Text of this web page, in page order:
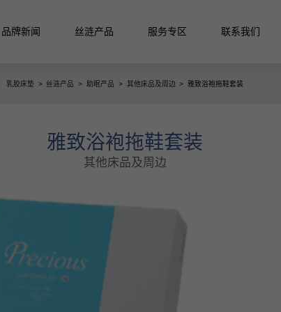
品牌新闻 丝涟产品 服务专区 联系我们
月晖系列
乳胶床垫 > 丝涟产品 > 助眠产品 > 其他床品及周边 > 雅致浴袍拖鞋套装
雅致浴袍拖鞋套装
其他床品及周边